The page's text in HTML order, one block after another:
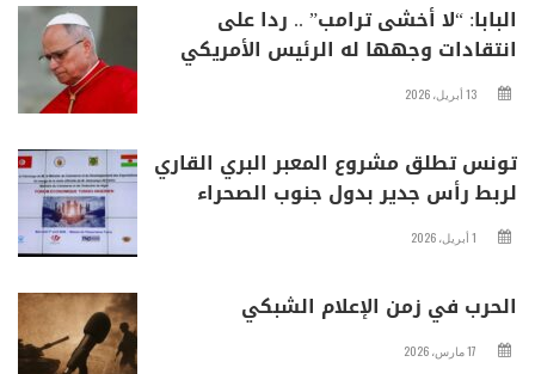
البابا: “لا أخشى ترامب” .. ردا على
انتقادات وجهها له الرئيس الأمريكي
13 أبريل، 2026
تونس تطلق مشروع المعبر البري القاري
لربط رأس جدير بدول جنوب الصحراء
1 أبريل، 2026
الحرب في زمن الإعلام الشبكي
17 مارس، 2026